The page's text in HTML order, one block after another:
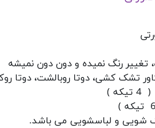
تغییر رنگ نمیده و دون دون نمیشه
تشک کشی، دوتا روبالشت، دوتا
و لباسشویی می باشد.